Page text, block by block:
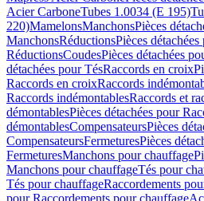
Acier CarboneTubes 1.0034 (E 195)
220)MamelonsManchonsPièces
ManchonsRéductionsPièces détachées
RéductionsCoudesPièces détachées
détachées pour TésRaccords en croix
Raccords en croixRaccords
Raccords indémontablesRaccords et
démontablesPièces détachées pour
démontablesCompensateursPièces
CompensateursFermeturesPièces
FermeturesManchons pour chauffage
Manchons pour chauffageTés pour
Tés pour chauffageRaccordements
pour Raccordements pour chauffage